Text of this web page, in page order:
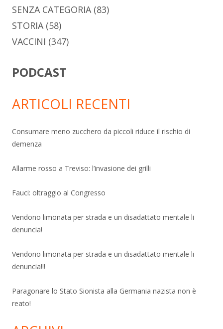
SENZA CATEGORIA(83)
STORIA(58)
VACCINI (347)
PODCAST
ARTICOLI RECENTI
Consumare meno zucchero da piccoli riduce il rischio di
demenza
Allarme rosso a Treviso: l’invasione dei grilli
Fauci: oltraggio al Congresso
Vendono limonata per strada e un disadattato mentale li
denuncia!
Vendono limonata per strada e un disadattato mentale li
denuncia!!!
Paragonare lo Stato Sionista alla Germania nazista non è
reato!